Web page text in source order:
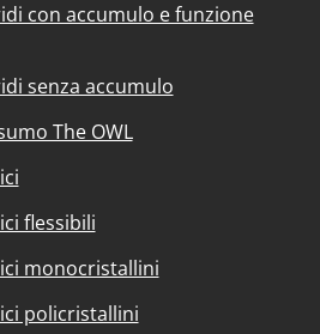
con accumulo e funzione
senza accumulo
The OWL
flessibili
monocristallini
policristallini